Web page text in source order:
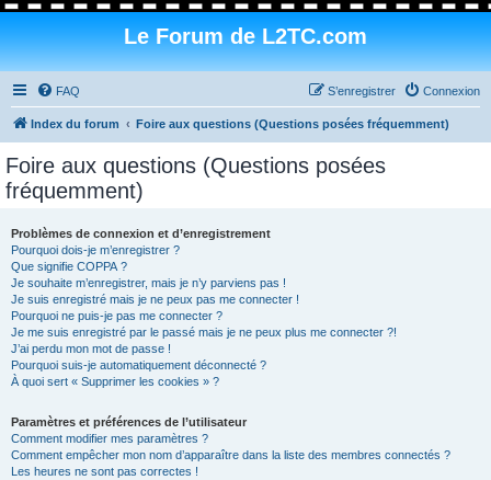
Le Forum de L2TC.com
FAQ Connexion
S’enregistrer
Index du forum Foire aux questions (Questions posées fréquemment)
Foire aux questions (Questions posées
fréquemment)
Problèmes de connexion et d’enregistrement
Pourquoi dois-je m’enregistrer ?
Que signifie COPPA ?
Je souhaite m’enregistrer, mais je n’y parviens pas !
Je suis enregistré mais je ne peux pas me connecter !
Pourquoi ne puis-je pas me connecter ?
Je me suis enregistré par le passé mais je ne peux plus me connecter ?!
J’ai perdu mon mot de passe !
Pourquoi suis-je automatiquement déconnecté ?
À quoi sert « Supprimer les cookies » ?
Paramètres et préférences de l’utilisateur
Comment modifier mes paramètres ?
Comment empêcher mon nom d’apparaître dans la liste des membres connectés ?
Les heures ne sont pas correctes !